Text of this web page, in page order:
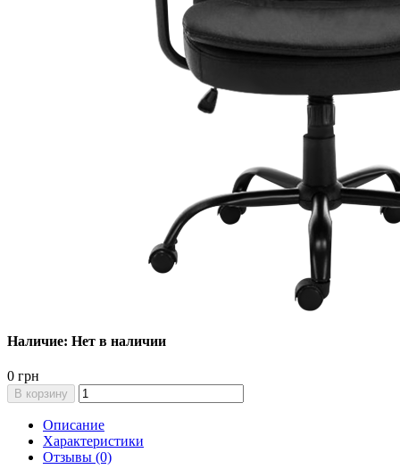
Наличие: Нет в наличии
0 грн
В корзину
Описание
Характеристики
Отзывы (0)